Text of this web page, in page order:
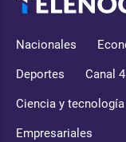
Nacionales
Deportes Canal 4
Ciencia y tecnología
Empresariales